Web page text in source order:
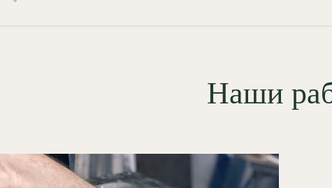
трещинами;
Легкость механической
Наши